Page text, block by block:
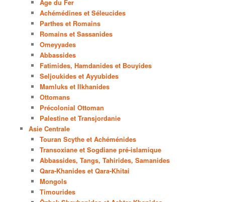
Age du Fer
Achémédines et Séleucides
Parthes et Romains
Romains et Sassanides
Omeyyades
Abbassides
Fatimides, Hamdanides et Bouyides
Seljoukides et Ayyubides
Mamluks et Ilkhanides
Ottomans
Précolonial Ottoman
Palestine et Transjordanie
Asie Centrale
Touran Scythe et Achéménides
Transoxiane et Sogdiane pré-islamique
Abbassides, Tangs, Tahirides, Samanides
Qara-Khanides et Qara-Khitai
Mongols
Timourides